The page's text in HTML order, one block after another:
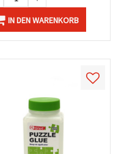
IN DEN WARENKORB